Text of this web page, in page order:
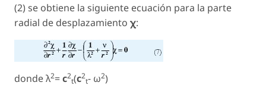
(2) se obtiene la siguiente ecuación para la parte
radial de desplazamiento χ:
donde λ2=c2
t(c2
t- ω2)